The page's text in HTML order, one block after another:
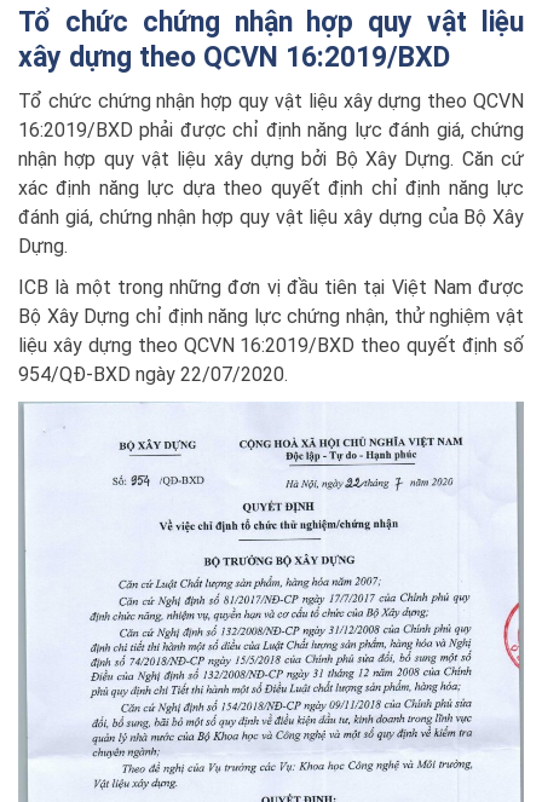
Tổ chức chứng nhận hợp quy vật liệu
xây dựng theo QCVN 16:2019/BXD
Tổ chức chứng nhận hợp quy vật liệu xây dựng theo QCVN
16:2019/BXD phải được chỉ định năng lực đánh giá, chứng
nhận hợp quy vật liệu xây dựng bởi Bộ Xây Dựng. Căn cứ
xác định năng lực dựa theo quyết định chỉ định năng lực
đánh giá, chứng nhận hợp quy vật liệu xây dựng của Bộ Xây
Dựng.
ICB là một trong những đơn vị đầu tiên tại Việt Nam được
Bộ Xây Dựng chỉ định năng lực chứng nhận, thử nghiệm vật
liệu xây dựng theo QCVN 16:2019/BXD theo quyết định số
954/QĐ-BXD ngày 22/07/2020.